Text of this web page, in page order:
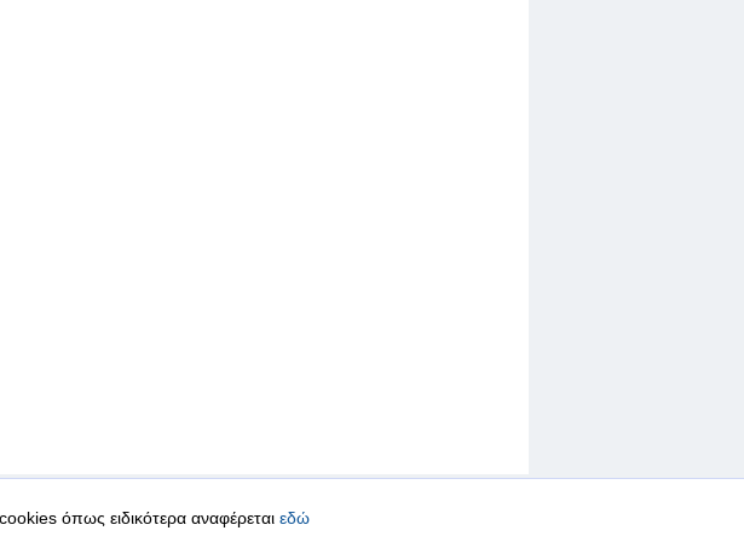
όπως ειδικότερα αναφέρεται εδώ